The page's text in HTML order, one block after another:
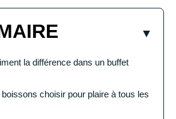
la différence dans un buffet
choisir pour plaire à tous les